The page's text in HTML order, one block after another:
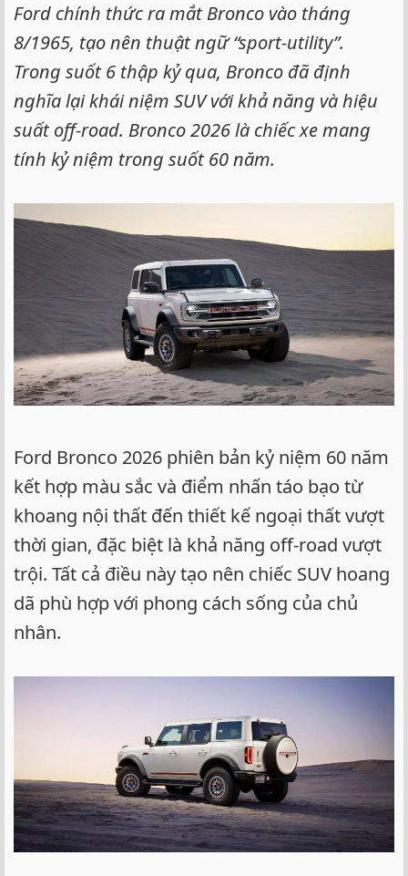
Ford chính thức ra mắt Bronco vào tháng
8/1965, tạo nên thuật ngữ “sport-utility”.
Trong suốt 6 thập kỷ qua, Bronco đã định
nghĩa lại khái niệm SUV với khả năng và hiệu
suất off-road. Bronco 2026 là chiếc xe mang
tính kỷ niệm trong suốt 60 năm.
Ford Bronco 2026 phiên bản kỷ niệm 60 năm
kết hợp màu sắc và điểm nhấn táo bạo từ
khoang nội thất đến thiết kế ngoại thất vượt
thời gian, đặc biệt là khả năng off-road vượt
trội. Tất cả điều này tạo nên chiếc SUV hoang
dã phù hợp với phong cách sống của chủ
nhân.